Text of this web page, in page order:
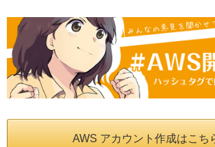
AWS アカウント作成はこ